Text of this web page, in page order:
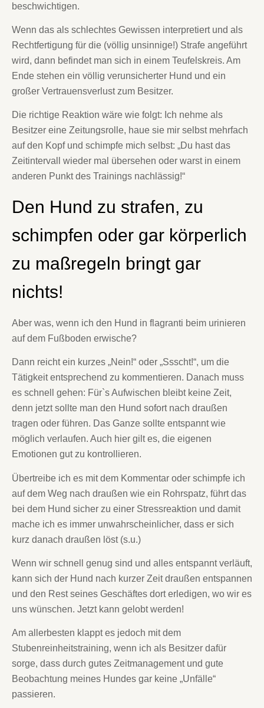
beschwichtigen.
Wenn das als schlechtes Gewissen interpretiert und als
Rechtfertigung für die (völlig unsinnige!) Strafe angeführt
wird, dann befindet man sich in einem Teufelskreis. Am
Ende stehen ein völlig verunsicherter Hund und ein
großer Vertrauensverlust zum Besitzer.
Die richtige Reaktion wäre wie folgt: Ich nehme als
Besitzer eine Zeitungsrolle, haue sie mir selbst mehrfach
auf den Kopf und schimpfe mich selbst: „Du hast das
Zeitintervall wieder mal übersehen oder warst in einem
anderen Punkt des Trainings nachlässig!“
Den Hund zu strafen, zu
schimpfen oder gar körperlich
zu maßregeln bringt gar
nichts!
Aber was, wenn ich den Hund in flagranti beim urinieren
auf dem Fußboden erwische?
Dann reicht ein kurzes „Nein!“ oder „Ssscht!“, um die
Tätigkeit entsprechend zu kommentieren. Danach muss
es schnell gehen: Für`s Aufwischen bleibt keine Zeit,
denn jetzt sollte man den Hund sofort nach draußen
tragen oder führen. Das Ganze sollte entspannt wie
möglich verlaufen. Auch hier gilt es, die eigenen
Emotionen gut zu kontrollieren.
Übertreibe ich es mit dem Kommentar oder schimpfe ich
auf dem Weg nach draußen wie ein Rohrspatz, führt das
bei dem Hund sicher zu einer Stressreaktion und damit
mache ich es immer unwahrscheinlicher, dass er sich
kurz danach draußen löst (s.u.)
Wenn wir schnell genug sind und alles entspannt verläuft,
kann sich der Hund nach kurzer Zeit draußen entspannen
und den Rest seines Geschäftes dort erledigen, wo wir es
uns wünschen. Jetzt kann gelobt werden!
Am allerbesten klappt es jedoch mit dem
Stubenreinheitstraining, wenn ich als Besitzer dafür
sorge, dass durch gutes Zeitmanagement und gute
Beobachtung meines Hundes gar keine „Unfälle“
passieren.